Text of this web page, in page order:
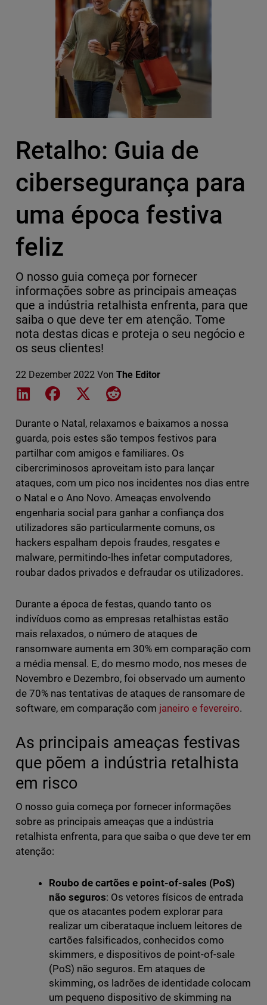
Retalho: Guia de
cibersegurança para
uma época festiva
feliz
O nosso guia começa por fornecer
informações sobre as principais ameaças
que a indústria retalhista enfrenta, para que
saiba o que deve ter em atenção. Tome
nota destas dicas e proteja o seu negócio e
os seus clientes!
22 Dezember 2022 Von The Editor
Share on LinkedIn
Share on Facebook
Share on XShare on Reddit
Durante o Natal, relaxamos e baixamos a nossa
guarda, pois estes são tempos festivos para
partilhar com amigos e familiares. Os
cibercriminosos aproveitam isto para lançar
ataques, com um pico nos incidentes nos dias entre
o Natal e o Ano Novo. Ameaças envolvendo
engenharia social para ganhar a confiança dos
utilizadores são particularmente comuns, os
hackers espalham depois fraudes, resgates e
malware, permitindo-lhes infetar computadores,
roubar dados privados e defraudar os utilizadores.
Durante a época de festas, quando tanto os
indivíduos como as empresas retalhistas estão
mais relaxados, o número de ataques de
ransomware aumenta em 30% em comparação com
a média mensal. E, do mesmo modo, nos meses de
Novembro e Dezembro, foi observado um aumento
de 70% nas tentativas de ataques de ransomare de
software, em comparação com janeiro e fevereiro.
As principais ameaças festivas
que põem a indústria retalhista
em risco
O nosso guia começa por fornecer informações
sobre as principais ameaças que a indústria
retalhista enfrenta, para que saiba o que deve ter em
atenção:
Roubo de cartões e point-of-sales (PoS)
não seguros: Os vetores físicos de entrada
que os atacantes podem explorar para
realizar um ciberataque incluem leitores de
cartões falsificados, conhecidos como
skimmers, e dispositivos de point-of-sale
(PoS) não seguros. Em ataques de
skimming, os ladrões de identidade colocam
um pequeno dispositivo de skimming na